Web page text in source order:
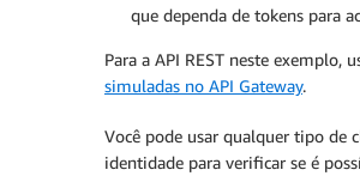
que dependa de tokens para
Para a API REST neste exemplo,
simuladas no API Gateway.
Você pode usar qualquer tipo de
identidade para verificar se é